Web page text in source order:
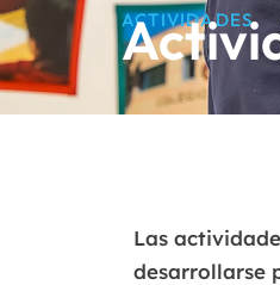
ACTIVIDADES
Las
desarrollarse